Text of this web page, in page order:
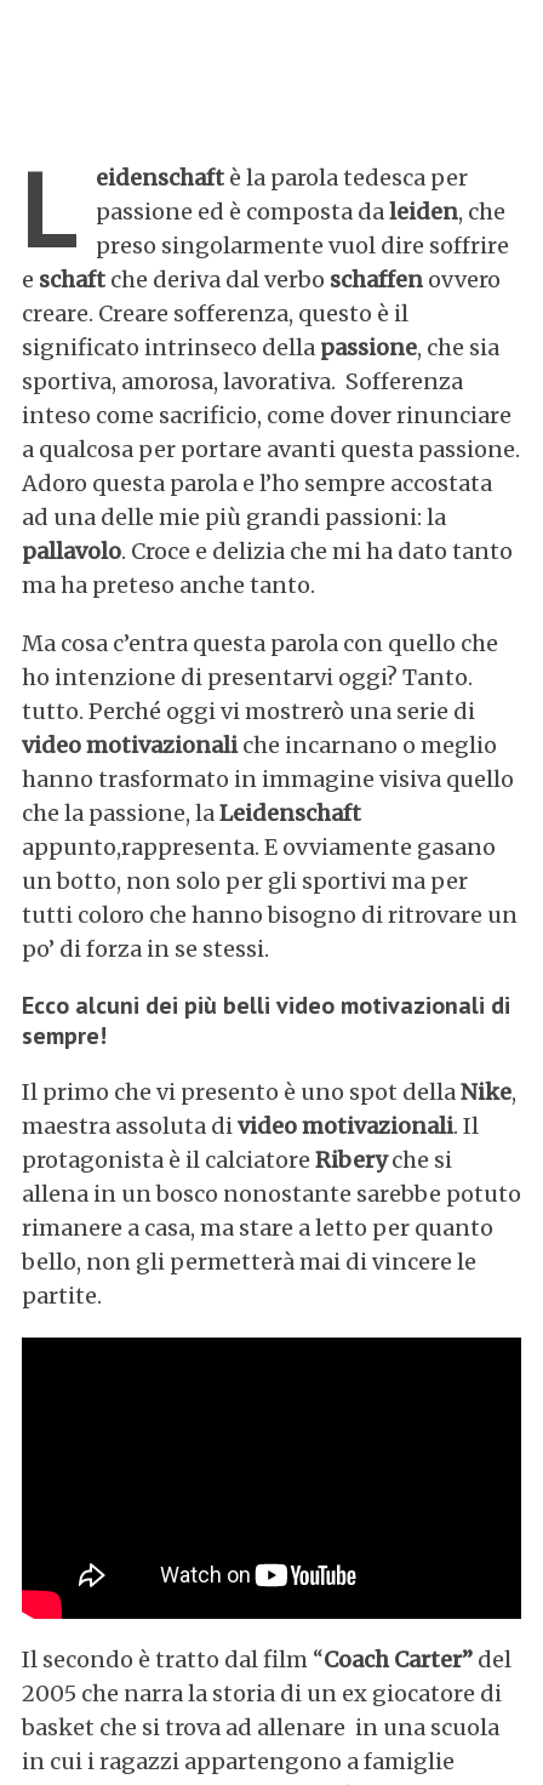
L eidenschaftè la parola tedesca per
passione ed è composta daleiden, che
preso singolarmente vuol dire soffrire
e schaftche deriva dal verbo schaffenovvero
creare. Creare sofferenza, questo è il
significato intrinseco della passione, che sia
sportiva, amorosa, lavorativa. Sofferenza
inteso come sacrificio, come dover rinunciare
a qualcosa per portare avanti questa passione.
Adoro questa parola e l’ho sempre accostata
ad una delle mie più grandi passioni: la
pallavolo. Croce e delizia che mi ha dato tanto
ma ha preteso anche tanto.
Ma cosa c’entra questa parola con quello che
ho intenzione di presentarvi oggi? Tanto.
tutto. Perché oggi vi mostrerò una serie di
video motivazionaliche incarnano o meglio
hanno trasformato in immagine visiva quello
che la passione, laLeidenschaft
appunto,rappresenta. E ovviamente gasano
un botto, non solo per gli sportivi ma per
tutti coloro che hanno bisogno di ritrovare un
po’ di forza in se stessi.
Ecco alcuni dei più belli video motivazionali di
sempre!
Il primo che vi presento è uno spot dellaNike,
maestra assoluta divideo motivazionali. Il
protagonista è il calciatore Riberyche si
allena in un bosco nonostante sarebbe potuto
rimanere a casa, ma stare a letto per quanto
bello, non gli permetterà mai di vincere le
partite.
Il secondo è tratto dal film “Coach Carter”del
2005 che narra la storia di un ex giocatore di
basket che si trova ad allenare in una scuola
in cui i ragazzi appartengono a famiglie